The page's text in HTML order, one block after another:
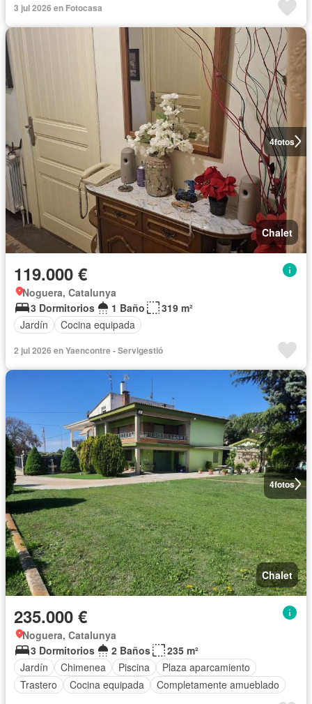
3 jul 2026 en Fotocasa
4fotos
Chalet
119.000 €
Noguera, Catalunya
3 Dormitorios
1 Baño
319 m²
Jardín
Cocina equipada
2 jul 2026 en Yaencontre - Servigestió
4fotos
Chalet
235.000 €
Noguera, Catalunya
3 Dormitorios
2 Baños
235 m²
Jardín
Chimenea Piscina
Plaza aparcamiento
Trastero
Cocina equipada Completamente amueblado